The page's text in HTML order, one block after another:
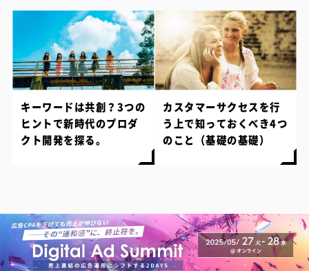
キーワードは共創？3つの
ヒントで新時代のプロダ
クト開発を探る。
カスタマーサクセスを行
う上で知っておくべき4つ
のこと（基礎の基礎）